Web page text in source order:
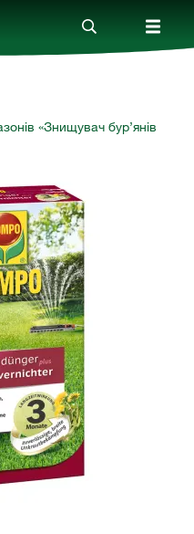
«Знищувач бур’янів